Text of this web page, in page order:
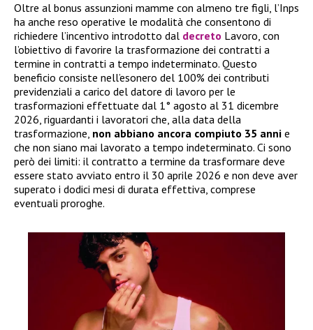
Oltre al bonus assunzioni mamme con almeno tre figli, l’Inps
ha anche reso operative le modalità che consentono di
richiedere l’incentivo introdotto dal decreto Lavoro, con
l’obiettivo di favorire la trasformazione dei contratti a
termine in contratti a tempo indeterminato. Questo
beneficio consiste nell’esonero del 100% dei contributi
previdenziali a carico del datore di lavoro per le
trasformazioni effettuate dal 1° agosto al 31 dicembre
2026, riguardanti i lavoratori che, alla data della
trasformazione, non abbiano ancora compiuto 35 anni e
che non siano mai lavorato a tempo indeterminato. Ci sono
però dei limiti: il contratto a termine da trasformare deve
essere stato avviato entro il 30 aprile 2026 e non deve aver
superato i dodici mesi di durata effettiva, comprese
eventuali proroghe.